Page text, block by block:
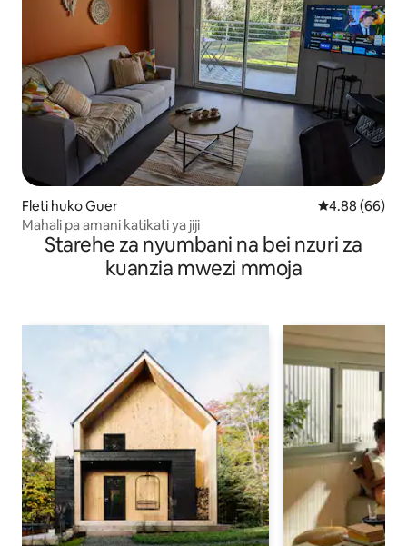
Fleti huko Guer Ukadiriaji wa
4.88 (66)
Mahali pa amani katikati ya jiji
Starehe za nyumbani na bei nzuri za
kuanzia mwezi mmoja